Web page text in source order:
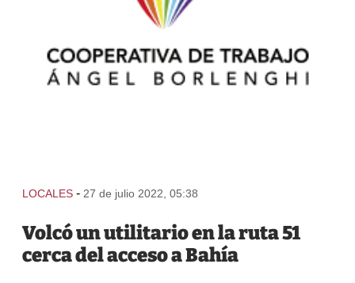
LOCALES - 27 de julio 2022, 05:38
Volcó un utilitario en la ruta 51
cerca del acceso a Bahía